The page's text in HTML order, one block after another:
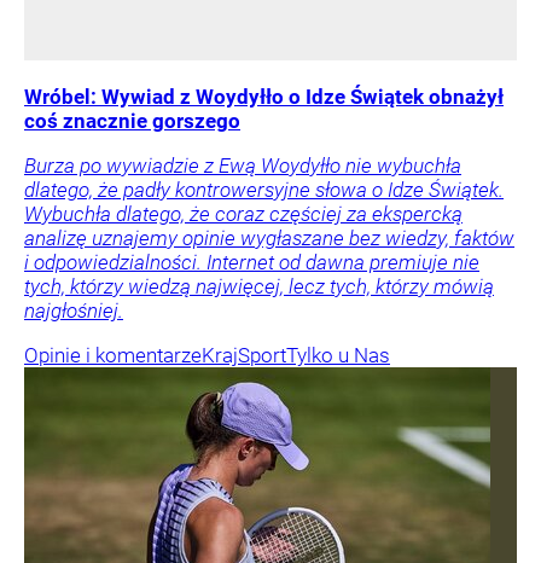
Wróbel: Wywiad z Woydyłło o Idze Świątek obnażył
coś znacznie gorszego
Burza po wywiadzie z Ewą Woydyłło nie wybuchła
dlatego, że padły kontrowersyjne słowa o Idze Świątek.
Wybuchła dlatego, że coraz częściej za ekspercką
analizę uznajemy opinie wygłaszane bez wiedzy, faktów
i odpowiedzialności. Internet od dawna premiuje nie
tych, którzy wiedzą najwięcej, lecz tych, którzy mówią
najgłośniej.
Opinie i komentarzeKrajSportTylko u Nas